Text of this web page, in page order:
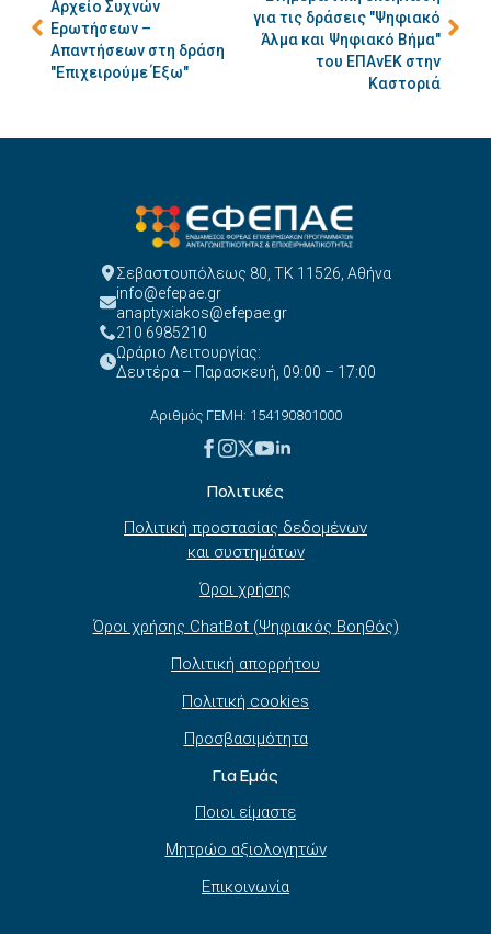
Αρχείο Συχνών
Ερωτήσεων –
Απαντήσεων στη δράση
"Επιχειρούμε Έξω"
για τις δράσεις "Ψηφιακό
Άλμα και Ψηφιακό Βήμα"
του ΕΠΑνΕΚ στην
Καστοριά
Σεβαστουπόλεως 80, ΤΚ 11526, Αθήνα
info@efepae.gr
anaptyxiakos@efepae.gr
210 6985210
Ωράριο Λειτουργίας:
Δευτέρα – Παρασκευή, 09:00 – 17:00
Αριθμός ΓΕΜΗ: 154190801000
Πολιτικές
Πολιτική προστασίας δεδομένων
και συστημάτων
Όροι χρήσης
Όροι χρήσης ChatBot (Ψηφιακός Βοηθός)
Πολιτική απορρήτου
Πολιτική cookies
Προσβασιμότητα
Για Εμάς
Ποιοι είμαστε
Μητρώο αξιολογητών
Επικοινωνία